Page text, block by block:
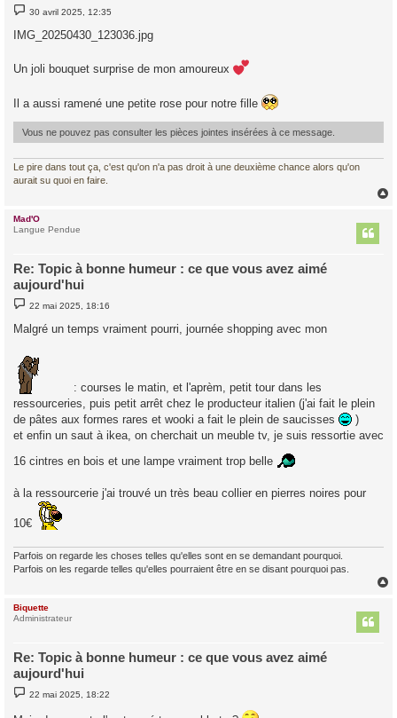
M
s
s
e
30 avril 2025, 12:35
IMG_20250430_123036.jpg
Un joli bouquet surprise de mon amoureux
Il a aussi ramené une petite rose pour notre fille
Vous ne pouvez pas consulter les pièces jointes insérées à ce message.
Le pire dans tout ça, c'est qu'on n'a pas droit à une deuxième chance alors qu'on
aurait su quoi en faire.
Mad'O
Langue Pendue
Re: Topic à bonne humeur : ce que vous avez aimé
aujourd'hui
M
e
s
s
g
e
22 mai 2025, 18:16
Malgré un temps vraiment pourri, journée shopping avec mon
: courses le matin, et l'aprèm, petit tour dans les
ressourceries, puis petit arrêt chez le producteur italien (j'ai fait le plein
de pâtes aux formes rares et wooki a fait le plein de saucisses
)
et enfin un saut à ikea, on cherchait un meuble tv, je suis ressortie avec
16 cintres en bois et une lampe vraiment trop belle
à la ressourcerie j'ai trouvé un très beau collier en pierres noires pour
10€
Parfois on regarde les choses telles qu'elles sont en se demandant pourquoi.
Parfois on les regarde telles qu'elles pourraient être en se disant pourquoi pas.
Biquette
Administrateur
Re: Topic à bonne humeur : ce que vous avez aimé
aujourd'hui
M
e
22 mai 2025, 18:22